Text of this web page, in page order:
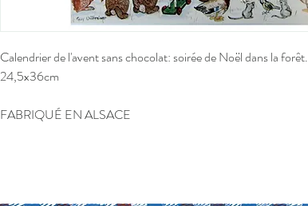
Calendrier de l'avent sans chocolat: soirée de Noël dans la forêt.
24,5x36cm
FABRIQUÉ EN ALSACE